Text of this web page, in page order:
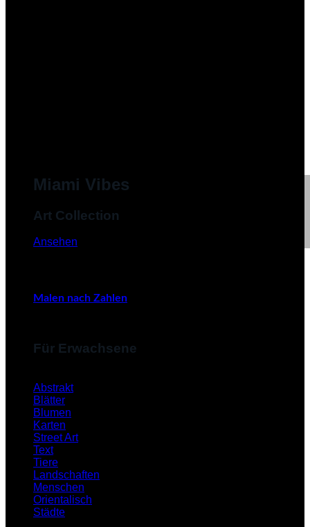
Miami Vibes
Art Collection
Ansehen
Malen nach Zahlen
Für Erwachsene
Abstrakt
Blätter
Blumen
Karten
Street Art
Text
Tiere
Landschaften
Menschen
Orientalisch
Städte